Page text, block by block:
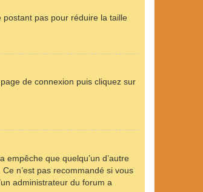
pas pour réduire la taille
de connexion puis cliquez sur
que quelqu’un d’autre
n’est pas recommandé si vous
administrateur du forum a